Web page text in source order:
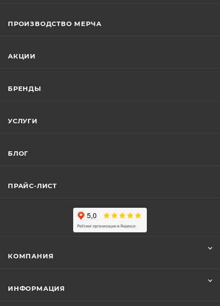
ПРОИЗВОДСТВО МЕРЧА
АКЦИИ
БРЕНДЫ
УСЛУГИ
БЛОГ
ПРАЙС-ЛИСТ
КОМПАНИЯ
ИНФОРМАЦИЯ